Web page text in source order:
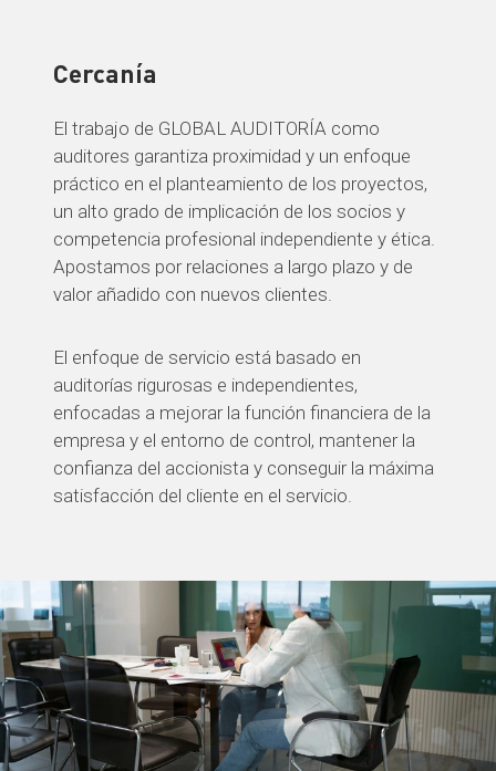
Cercanía
El trabajo de GLOBAL AUDITORÍA como
auditores garantiza proximidad y un enfoque
práctico en el planteamiento de los proyectos,
un alto grado de implicación de los socios y
competencia profesional independiente y ética.
Apostamos por relaciones a largo plazo y de
valor añadido con nuevos clientes.
El enfoque de servicio está basado en
auditorías rigurosas e independientes,
enfocadas a mejorar la función financiera de la
empresa y el entorno de control, mantener la
confianza del accionista y conseguir la máxima
satisfacción del cliente en el servicio.